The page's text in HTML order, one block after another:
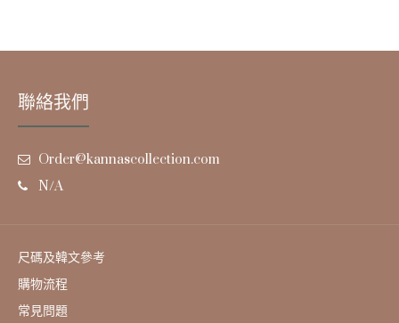
聯絡我們
Order@kannascollection.com
N/A
尺碼及韓文參考
購物流程
常見問題